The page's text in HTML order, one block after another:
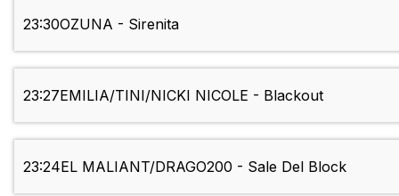
23:30OZUNA - Sirenita
23:27EMILIA/TINI/NICKI NICOLE - Blackout
23:24EL MALIANT/DRAGO200 - Sale Del Block